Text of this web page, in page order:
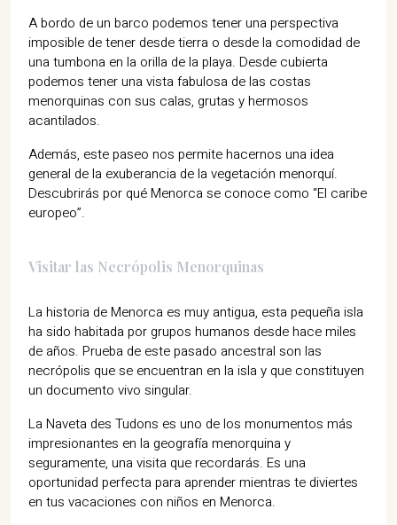
A bordo de un barco podemos tener una perspectiva
imposible de tener desde tierra o desde la comodidad de
una tumbona en la orilla de la playa. Desde cubierta
podemos tener una vista fabulosa de las costas
menorquinas con sus calas, grutas y hermosos
acantilados.
Además, este paseo nos permite hacernos una idea
general de la exuberancia de la vegetación menorquí.
Descubrirás por qué Menorca se conoce como “El caribe
europeo”.
Visitar las Necrópolis Menorquinas
La historia de Menorca es muy antigua, esta pequeña isla
ha sido habitada por grupos humanos desde hace miles
de años. Prueba de este pasado ancestral son las
necrópolis que se encuentran en la isla y que constituyen
un documento vivo singular.
La Naveta des Tudons es uno de los monumentos más
impresionantes en la geografía menorquina y
seguramente, una visita que recordarás. Es una
oportunidad perfecta para aprender mientras te diviertes
en tus vacaciones con niños en Menorca.